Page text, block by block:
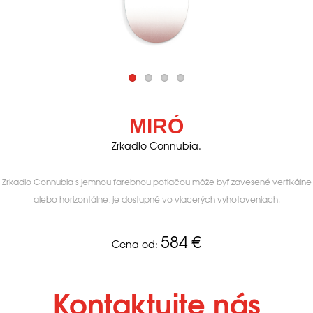
MIRÓ
Zrkadlo Connubia.
Zrkadlo Connubia s jemnou farebnou potlačou môže byť zavesené vertikálne
alebo horizontálne, je dostupné vo viacerých vyhotoveniach.
Cena od: 584€
Kontaktujte nás